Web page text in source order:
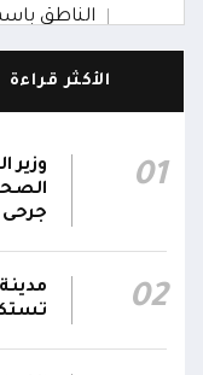
الناطق
وحدة
05:35
الناطق
ضد العناصر
04:17
الحيمة
أقر
الأكثر قراءة
01
وزير
جرحى
02